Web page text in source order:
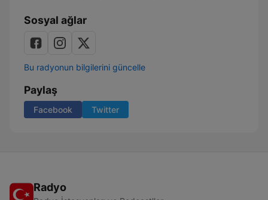
Sosyal ağlar
Bu radyonun bilgilerini güncelle
Paylaş
Facebook Twitter
Radyo